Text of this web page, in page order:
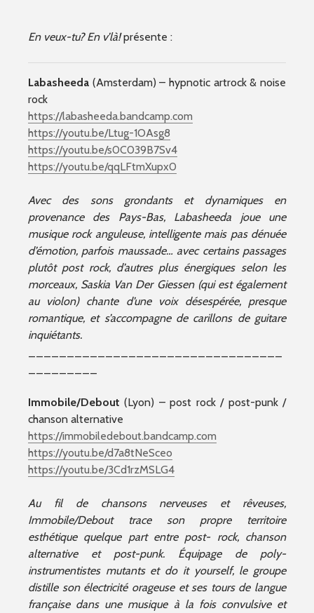
En veux-tu? En v’là!présente :
Labasheeda (Amsterdam) – hypnotic artrock & noise
rock
https://labasheeda.bandcamp.com
https://youtu.be/Ltug-1OAsg8
https://youtu.be/s0C039B7Sv4
https://youtu.be/qqLFtmXupx0
Avec des sons grondants et dynamiques en
provenance des Pays-Bas, Labasheeda joue une
musique rock anguleuse, intelligente mais pas dénuée
d’émotion, parfois maussade… avec certains passages
plutôt post rock, d’autres plus énergiques selon les
morceaux, Saskia Van Der Giessen (qui est également
au violon) chante d’une voix désespérée, presque
romantique, et s’accompagne de carillons de guitare
inquiétants.
Immobile/Debout (Lyon) – post rock / post-punk /
chanson alternative
https://immobiledebout.bandcamp.com
https://youtu.be/d7a8tNeSceo
https://youtu.be/3Cd1rzMSLG4
Au fil de chansons nerveuses et rêveuses,
Immobile/Debout trace son propre territoire
esthétique quelque part entre post- rock, chanson
alternative et post-punk. Équipage de poly-
instrumentistes mutants et do it yourself, le groupe
distille son électricité orageuse et ses tours de langue
française dans une musique à la fois convulsive et